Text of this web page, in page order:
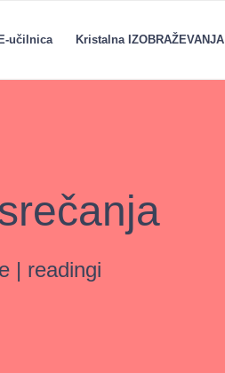
E-učilnica Kristalna IZOBRAŽEVANJA
| readingi